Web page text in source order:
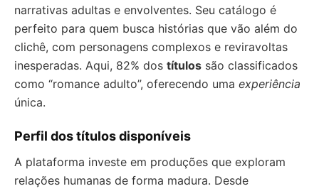
narrativas adultas e envolventes. Seu catálogo é
perfeito para quem busca histórias que vão além do
clichê, com personagens complexos e reviravoltas
inesperadas. Aqui, 82% dos títulos são classificados
como “romance adulto”, oferecendo uma experiência
única.
Perfil dos títulos disponíveis
A plataforma investe em produções que exploram
relações humanas de forma madura. Desde